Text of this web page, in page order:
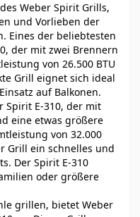
Weber Spirit Grills,
und Vorlieben der
Eines der beliebtesten
der mit zwei Brennern
von 26.500 BTU
Grill eignet sich ideal
auf Balkonen.
Spirit E-310, der mit
eine etwas größere
von 32.000
Grill ein schnelles und
Der Spirit E-310
oder größere
grillen, bietet Weber